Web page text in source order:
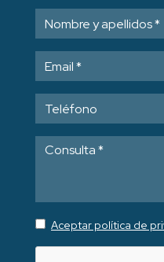
Aceptar política de